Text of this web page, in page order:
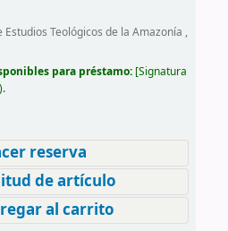
Teológicos de la Amazonía ,
para préstamo: Signatura
reserva
de artículo
al carrito